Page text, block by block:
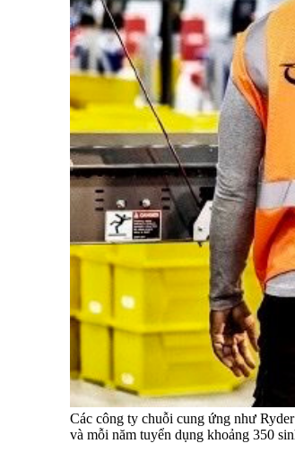
Các công ty chuỗi cung ứng như
và mỗi năm tuyển dụng khoảng 350